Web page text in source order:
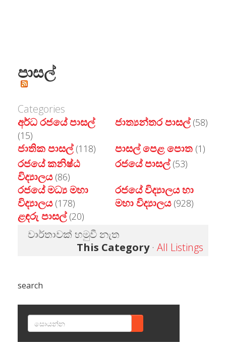
පාසල්
Categories
අර්ධ රජයේ පාසල්
(15)
ජාත්‍යන්තර පාසල් (58)
ජාතික පාසල් (118) පාසල් පෙළ පොත (1)
රජයේ කනිෂ්ඨ
විද්‍යාලය (86)
රජයේ පාසල් (53)
රජයේ මධ්‍ය මහා
විද්‍යාලය (178)
රජයේ විද්‍යාලය හා
මහා විද්‍යාලය (928)
ළඳරු පාසල් (20)
වාර්තාවක් හමුවී නැත
This Category· All Listings
search